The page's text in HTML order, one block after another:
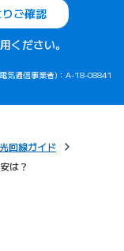
ご確認
ください。
気通信事業者)：A-18-08841
光回線ガイド
は？